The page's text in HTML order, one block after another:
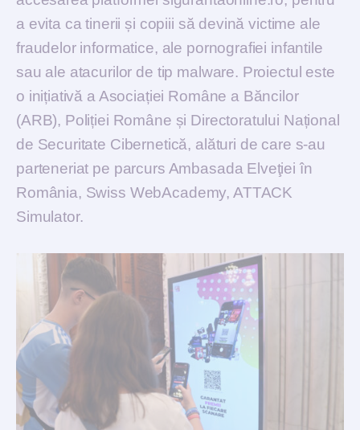
a evita ca tinerii și copiii să devină victime ale
fraudelor informatice, ale pornografiei infantile
sau ale atacurilor de tip malware. Proiectul este
o inițiativă a Asociației Române a Băncilor
(ARB), Poliției Române și Directoratului Național
de Securitate Cibernetică, alături de care s-au
parteneriat pe parcurs Ambasada Elveţiei în
România, Swiss WebAcademy, ATTACK
Simulator.